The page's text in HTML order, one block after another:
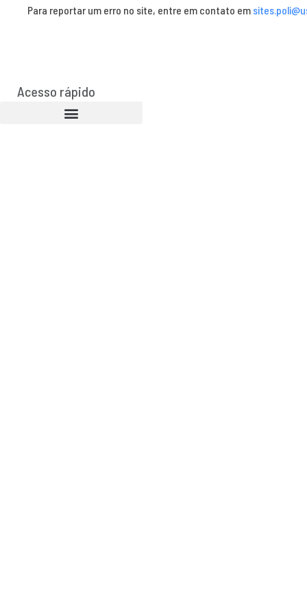
Para reportar um erro no site, entre em contato em
Acesso rápido